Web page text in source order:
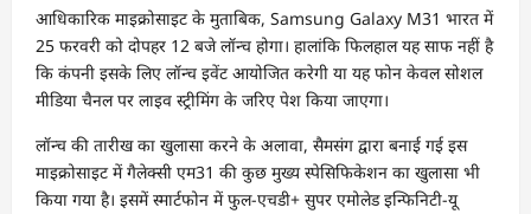
आधिकारिक माइक्रोसाइट के मुताबिक, Samsung Galaxy M31 भारत में
25 फरवरी को दोपहर 12 बजे लॉन्च होगा। हालांकि फिलहाल यह साफ नहीं है
कि कंपनी इसके लिए लॉन्च इवेंट आयोजित करेगी या यह फोन केवल सोशल
मीडिया चैनल पर लाइव स्ट्रीमिंग के जरिए पेश किया जाएगा।
लॉन्च की तारीख का खुलासा करने के अलावा, सैमसंग द्वारा बनाई गई इस
माइक्रोसाइट में गैलेक्सी एम31 की कुछ मुख्य स्पेसिफिकेशन का खुलासा भी
किया गया है। इसमें स्मार्टफोन में फुल-एचडी+ सुपर एमोलेड इन्फिनिटी-यू